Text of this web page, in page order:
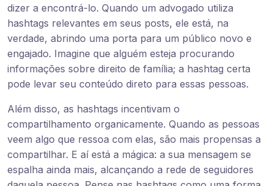
dizer a encontrá-lo. Quando um advogado utiliza
hashtags relevantes em seus posts, ele está, na
verdade, abrindo uma porta para um público novo e
engajado. Imagine que alguém esteja procurando
informações sobre direito de família; a hashtag certa
pode levar seu conteúdo direto para essas pessoas.
Além disso, as hashtags incentivam o
compartilhamento organicamente. Quando as pessoas
veem algo que ressoa com elas, são mais propensas a
compartilhar. E aí está a mágica: a sua mensagem se
espalha ainda mais, alcançando a rede de seguidores